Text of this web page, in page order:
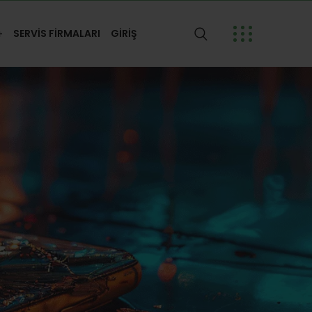
SERVİS FİRMALARI GİRİŞ